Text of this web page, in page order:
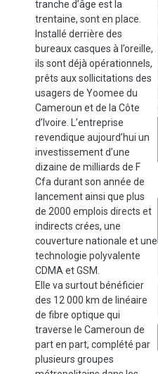
tranche d’âge est la
trentaine, sont en place.
Installé derrière des
bureaux casques à l’oreille,
ils sont déjà opérationnels,
prêts aux sollicitations des
usagers de Yoomee du
Cameroun et de la Côte
d’Ivoire. L’entreprise
revendique aujourd’hui un
investissement d’une
dizaine de milliards de F
Cfa durant son année de
lancement ainsi que plus
de 2000 emplois directs et
indirects crées, une
couverture nationale et une
technologie polyvalente
CDMA et GSM.
Elle va surtout bénéficier
des 12 000 km de linéaire
de fibre optique qui
traverse le Cameroun de
part en part, complété par
plusieurs groupes